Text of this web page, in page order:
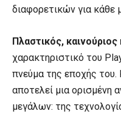
διαφορετικών για κάθε
Πλαστικός,
χαρακτηριστικό του
πνεύμα της εποχής του.
αποτελεί μια
μεγάλων: της